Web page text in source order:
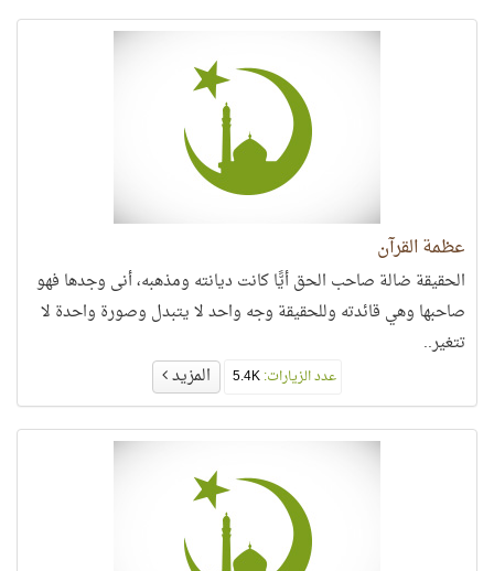
عظمة القرآن
الحقيقة ضالة صاحب الحق أيًّا كانت ديانته ومذهبه، أنى وجدها فهو
صاحبها وهي قائدته وللحقيقة وجه واحد لا يتبدل وصورة واحدة لا
تتغير..
عدد الزيارات: المزيد